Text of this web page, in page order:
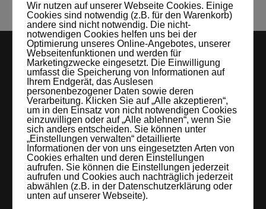
LEIPZIGS MIETSTUDIO
Hier lassen sich Foto- und Videoproduktionen aller Art in
entspannter Loftatmosphäre realisieren. Alles da, was man
braucht: Technik, Platz, Couch und Kaffee. Folgt uns!
Wir nutzen auf unserer Webseite Cookies. Einige
Cookies sind notwendig (z.B. für den Warenkorb)
andere sind nicht notwendig. Die nicht-
notwendigen Cookies helfen uns bei der
Optimierung unseres Online-Angebotes, unserer
Webseitenfunktionen und werden für
Marketingzwecke eingesetzt. Die Einwilligung
umfasst die Speicherung von Informationen auf
Ihrem Endgerät, das Auslesen
personenbezogener Daten sowie deren
Verarbeitung. Klicken Sie auf „Alle akzeptieren“,
um in den Einsatz von nicht notwendigen Cookies
einzuwilligen oder auf „Alle ablehnen“, wenn Sie
sich anders entscheiden. Sie können unter
„Einstellungen verwalten“ detaillierte
Informationen der von uns eingesetzten Arten von
Cookies erhalten und deren Einstellungen
aufrufen. Sie können die Einstellungen jederzeit
aufrufen und Cookies auch nachträglich jederzeit
abwählen (z.B. in der Datenschutzerklärung oder
unten auf unserer Webseite).